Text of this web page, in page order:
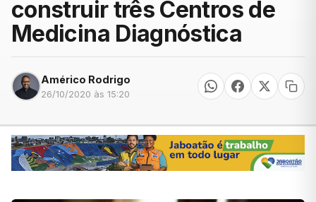
construir três Centros de
Medicina Diagnóstica
Américo Rodrigo
26/10/2020 às 15:20